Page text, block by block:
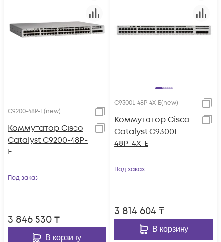
C9200-48P-E(new)
Коммутатор Cisco
Catalyst C9200-48P-
E
Под заказ
3 846 530₸
В корзину
C9300L-48P-4X-E(new)
Коммутатор Cisco
Catalyst C9300L-
48P-4X-E
Под заказ
3 814 604₸
В корзину